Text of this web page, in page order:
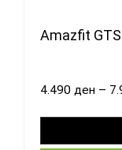
Amazfit
4.490 ден –